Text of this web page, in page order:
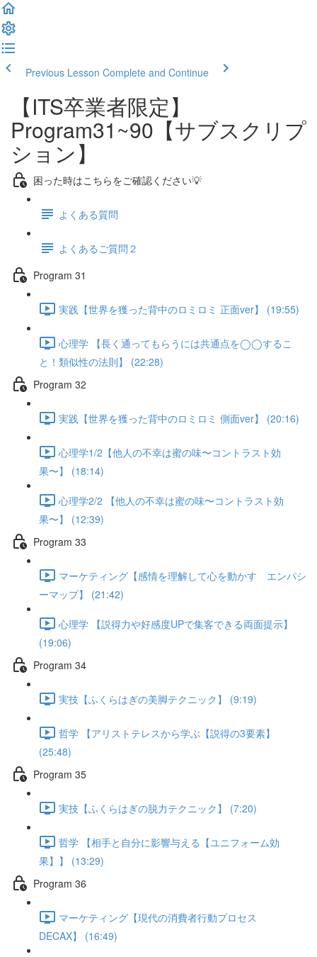
Previous Lesson Complete and Continue
【ITS卒業者限定】
Program31~90【サブスクリプ
ション】
困った時はこちらをご確認ください💡
よくある質問
よくあるご質問２
Program 31
実践【世界を獲った背中のロミロミ 正面ver】 (19:55)
心理学 【長く通ってもらうには共通点を◯◯するこ
と！類似性の法則】 (22:28)
Program 32
実践【世界を獲った背中のロミロミ 側面ver】 (20:16)
心理学1/2【他人の不幸は蜜の味〜コントラスト効
果〜】 (18:14)
心理学2/2 【他人の不幸は蜜の味〜コントラスト効
果〜】 (12:39)
Program 33
マーケティング【感情を理解して心を動かす エンパシ
ーマップ】 (21:42)
心理学 【説得力や好感度UPで集客できる両面提示】
(19:06)
Program 34
実技【ふくらはぎの美脚テクニック】 (9:19)
哲学 【アリストテレスから学ぶ【説得の3要素】
(25:48)
Program 35
実技【ふくらはぎの脱力テクニック】 (7:20)
哲学 【相手と自分に影響与える【ユニフォーム効
果】】 (13:29)
Program 36
マーケティング【現代の消費者行動プロセス
DECAX】 (16:49)